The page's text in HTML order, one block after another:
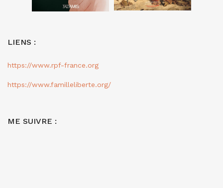
LIENS :
https://www.rpf-france.org
https://www.familleliberte.org/
ME SUIVRE :